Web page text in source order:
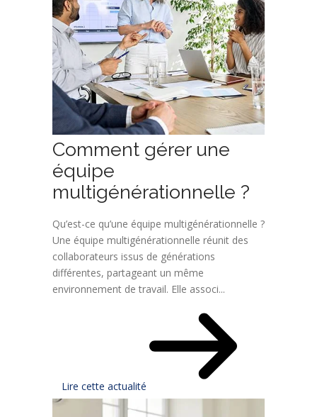
Comment gérer une
équipe
multigénérationnelle ?
Qu’est-ce qu’une équipe multigénérationnelle ?
Une équipe multigénérationnelle réunit des
collaborateurs issus de générations
différentes, partageant un même
environnement de travail. Elle associ...
Lire cette actualité